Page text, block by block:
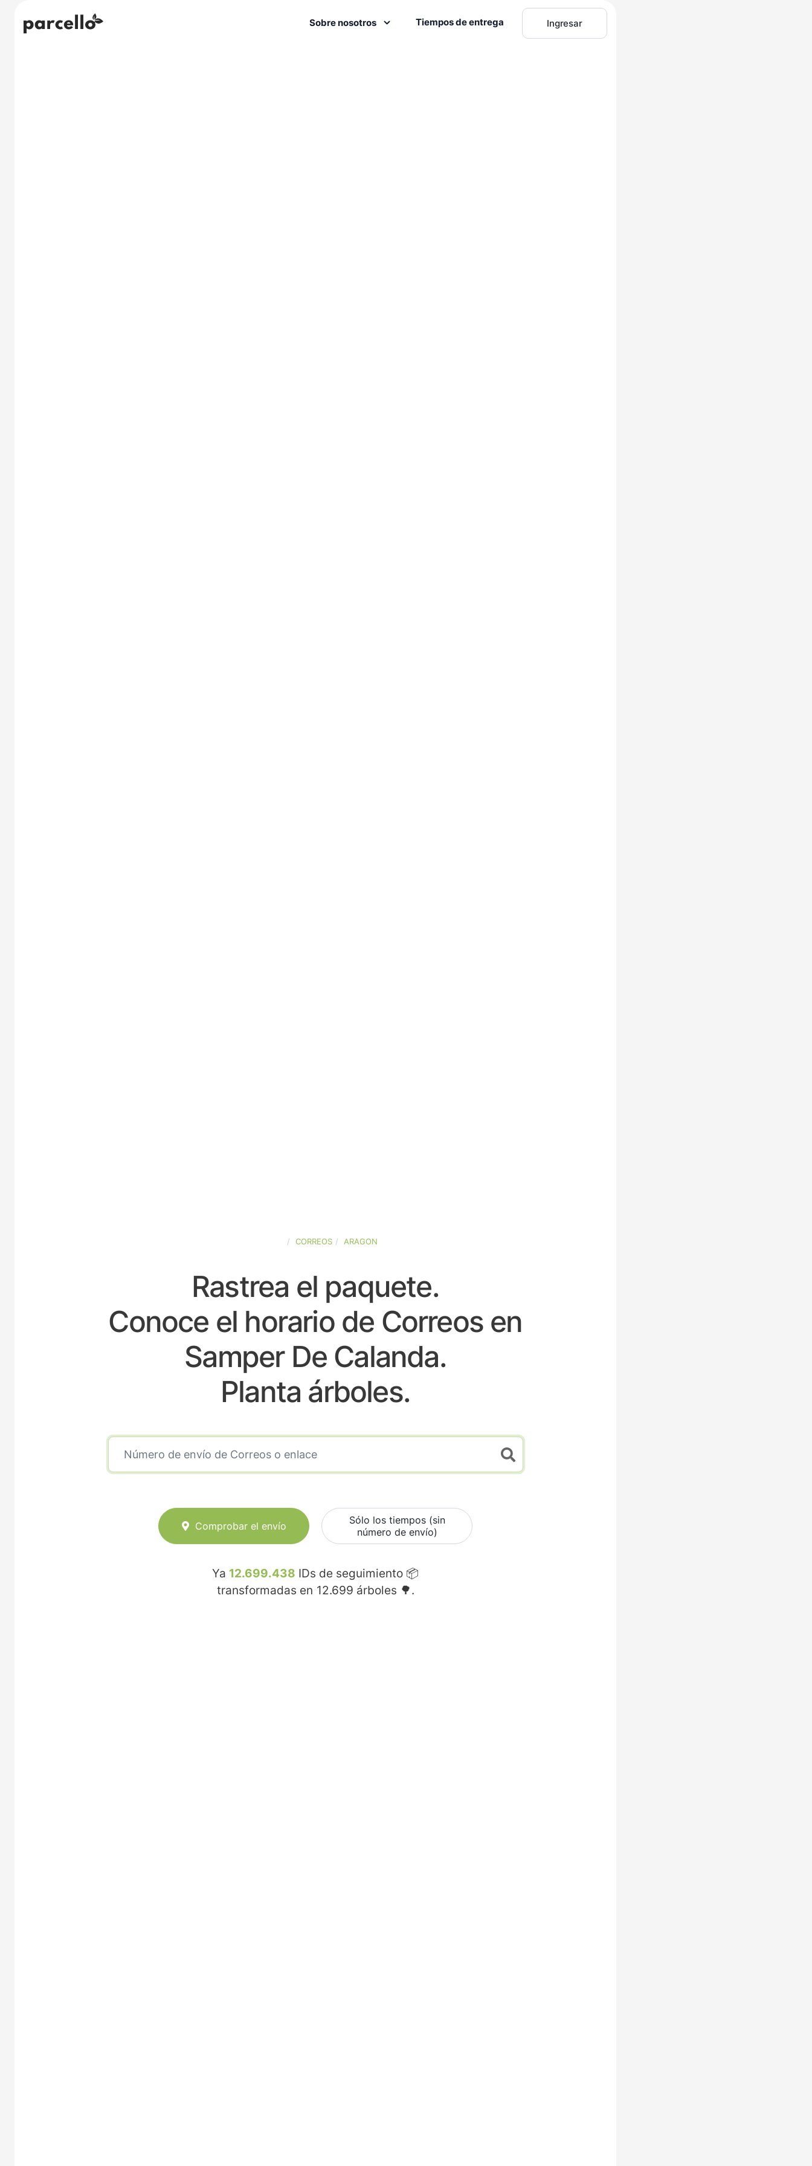
Sobre nosotros Tiempos de entrega Ingresar
CORREOS ARAGON
Rastrea el paquete.
Conoce el horario de Correos en
Samper De Calanda.
Planta árboles.
Comprobar el envío
Sólo los tiempos (sin
número de envío)
Ya 12.699.438 IDs de seguimiento 📦
transformadas en 12.699 árboles 🌳.